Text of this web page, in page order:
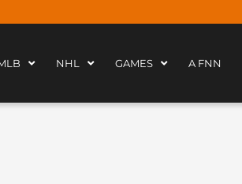
NHL GAMES A FNN